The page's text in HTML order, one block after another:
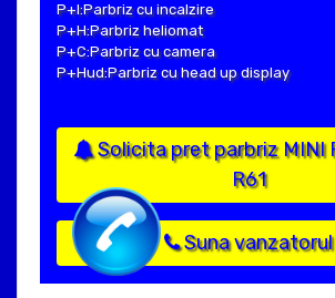
P+I:Parbriz cu incalzire
P+H:Parbriz heliomat
P+C:Parbriz cu camera
P+Hud:Parbriz cu head up display
Solicita pret parbriz MINI
R61
Suna vanzatorul